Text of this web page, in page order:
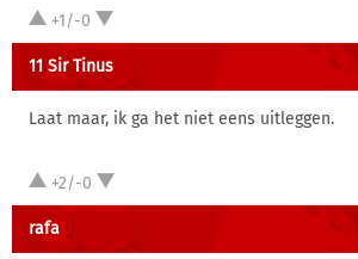
+1/-0
11 Sir Tinus
Laat maar, ik ga het niet eens uitleggen.
+2/-0
rafa